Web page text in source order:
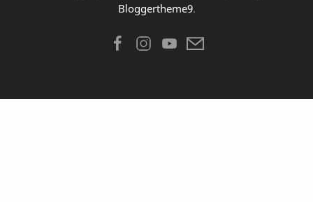
Bloggertheme9.